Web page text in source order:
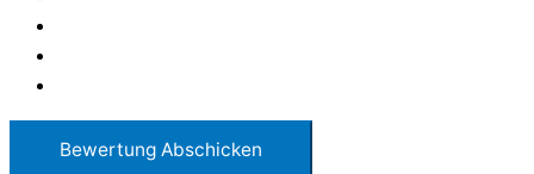
Bewertung Abschicken